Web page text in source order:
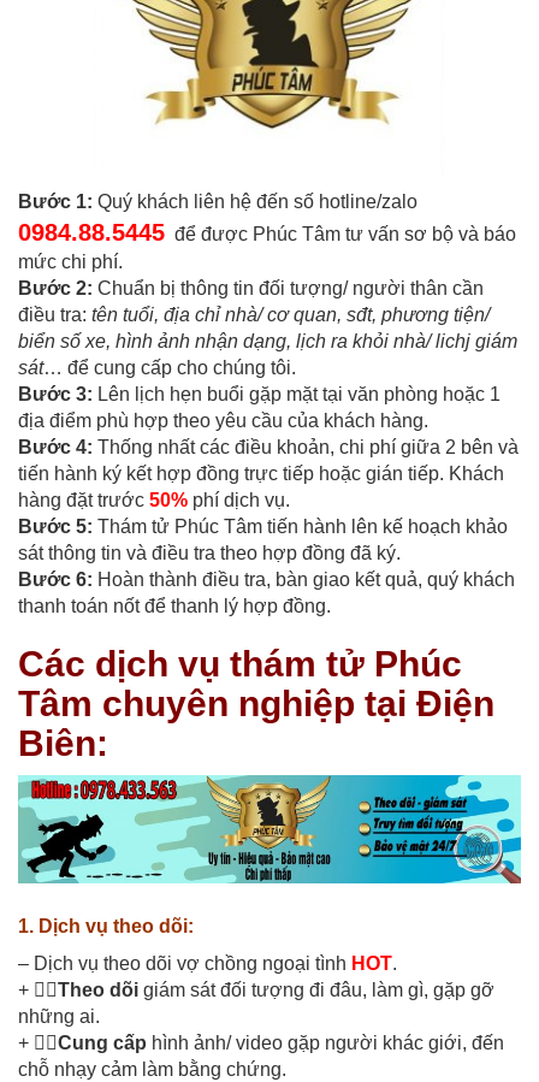
Bước 1: Quý khách liên hệ đến số hotline/zalo
0984.88.5445 để được Phúc Tâm tư vấn sơ bộ và báo
mức chi phí.
Bước 2: Chuẩn bị thông tin đối tượng/ người thân cần
điều tra: tên tuổi, địa chỉ nhà/ cơ quan, sđt, phương tiện/
biển số xe, hình ảnh nhận dạng, lịch ra khỏi nhà/ lichj giám
sát… để cung cấp cho chúng tôi.
Bước 3: Lên lịch hẹn buổi gặp mặt tại văn phòng hoặc 1
địa điểm phù hợp theo yêu cầu của khách hàng.
Bước 4: Thống nhất các điều khoản, chi phí giữa 2 bên và
tiến hành ký kết hợp đồng trực tiếp hoặc gián tiếp. Khách
hàng đặt trước 50% phí dịch vụ.
Bước 5: Thám tử Phúc Tâm tiến hành lên kế hoạch khảo
sát thông tin và điều tra theo hợp đồng đã ký.
Bước 6: Hoàn thành điều tra, bàn giao kết quả, quý khách
thanh toán nốt để thanh lý hợp đồng.
Các dịch vụ thám tử Phúc
Tâm chuyên nghiệp tại Điện
Biên:
1. Dịch vụ theo dõi:
– Dịch vụ theo dõi vợ chồng ngoại tình HOT.
+ 🕵🏽Theo dõi giám sát đối tượng đi đâu, làm gì, gặp gỡ
những ai.
+ 🕵🏽Cung cấp hình ảnh/ video gặp người khác giới, đến
chỗ nhạy cảm làm bằng chứng.